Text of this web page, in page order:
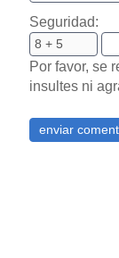
Seguridad:
Por favor, se
insultes ni